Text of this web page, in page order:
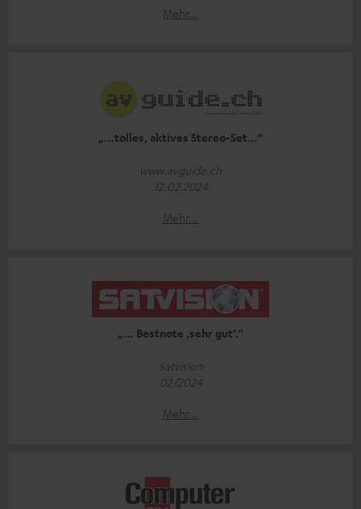
Mehr...
„…tolles, aktives Stereo-Set…“
www.avguide.ch
12.02.2024
Mehr...
„… Bestnote ‚sehr gut‘.“
Satvision
02/2024
Mehr...